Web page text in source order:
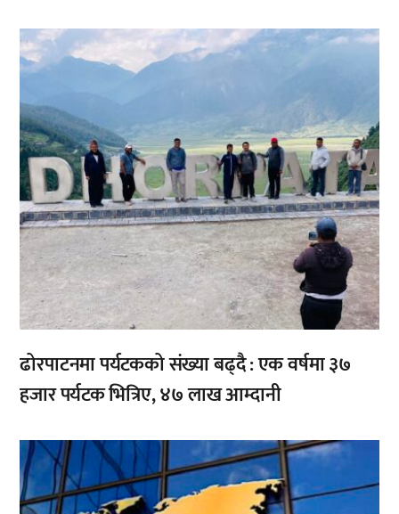
,,
ढोरपाटनमा पर्यटकको संख्या बढ्दै : एक वर्षमा ३७
हजार पर्यटक भित्रिए, ४७ लाख आम्दानी